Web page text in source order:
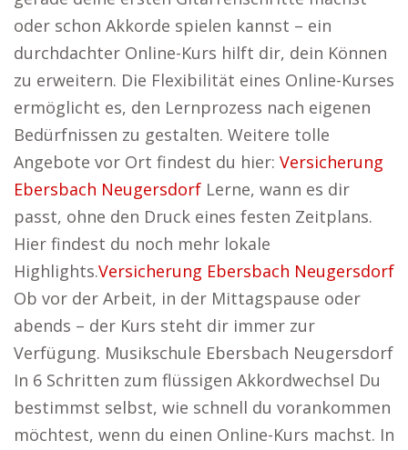
oder schon Akkorde spielen kannst – ein
durchdachter Online-Kurs hilft dir, dein Können
zu erweitern. Die Flexibilität eines Online-Kurses
ermöglicht es, den Lernprozess nach eigenen
Bedürfnissen zu gestalten. Weitere tolle
Angebote vor Ort findest du hier: Versicherung
Ebersbach Neugersdorf Lerne, wann es dir
passt, ohne den Druck eines festen Zeitplans.
Hier findest du noch mehr lokale
Highlights.Versicherung Ebersbach Neugersdorf
Ob vor der Arbeit, in der Mittagspause oder
abends – der Kurs steht dir immer zur
Verfügung. Musikschule Ebersbach Neugersdorf
In 6 Schritten zum flüssigen Akkordwechsel Du
bestimmst selbst, wie schnell du vorankommen
möchtest, wenn du einen Online-Kurs machst. In